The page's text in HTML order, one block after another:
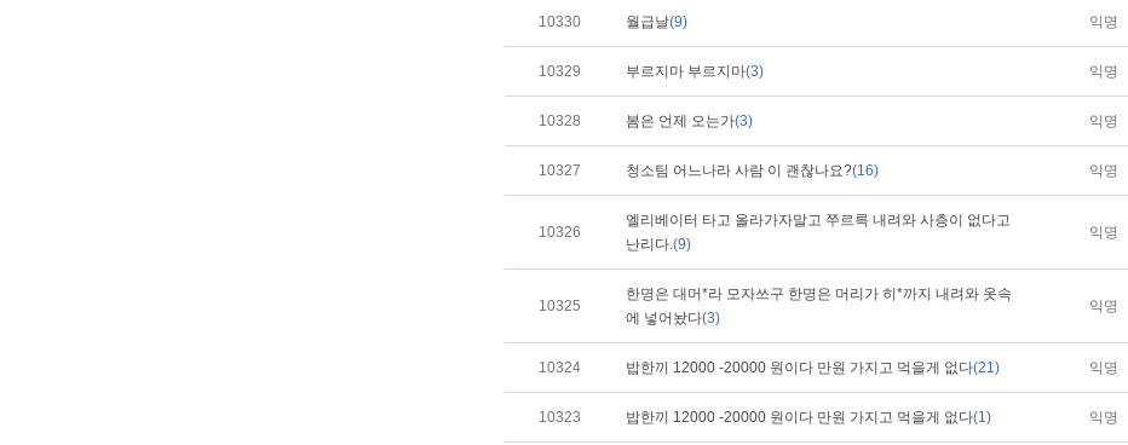
10330 월급날(9) 익명
10329 부르지마 부르지마(3) 익명
10328 봄은 언제 오는가(3) 익명
10327 청소팀 어느나라 사람 이 괜찮나요?(16) 익명
10326
엘리베이터 타고 올라가자말고 쭈르륵 내려와 사층이 없다고
난리다.(9)
익명
10325
한명은 대머*라 모자쓰구 한명은 머리가 히*까지 내려와 옷속
에 넣어놨다(3)
익명
10324 밥한끼 12000 -20000 원이다 만원 가지고 먹을게 없다(21) 익명
10323 밥한끼 12000 -20000 원이다 만원 가지고 먹을게 없다(1) 익명